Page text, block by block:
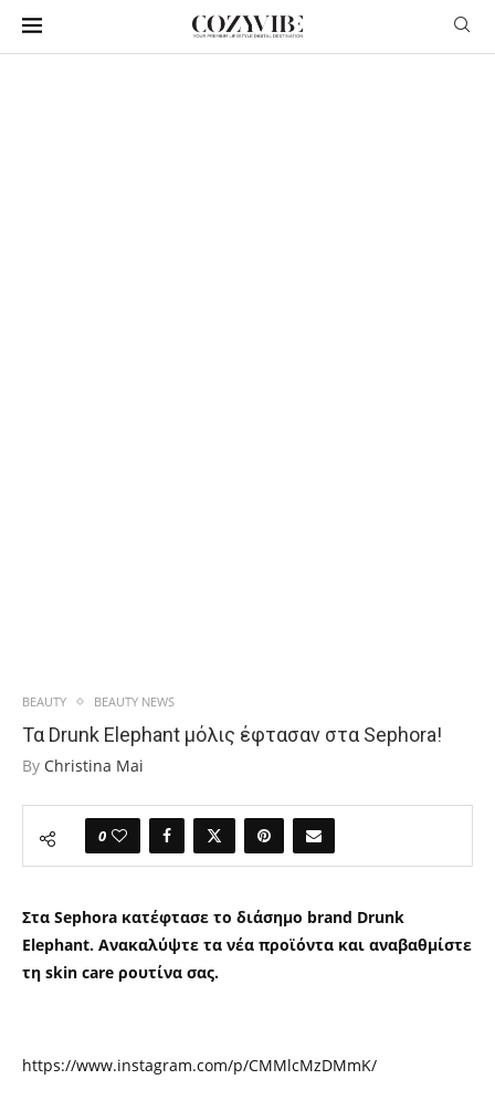
BEAUTY BEAUTY NEWS
Τα Drunk Elephant μόλις έφτασαν στα Sephora!
By Christina Mai
0
Στα Sephora κατέφτασε το διάσημο brand Drunk
Elephant. Ανακαλύψτε τα νέα προϊόντα και αναβαθμίστε
τη skin care ρουτίνα σας.
https://www.instagram.com/p/CMMlcMzDMmK/